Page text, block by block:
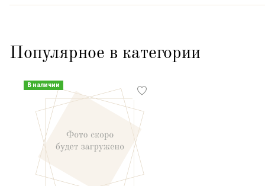
Популярное в категории
В наличии